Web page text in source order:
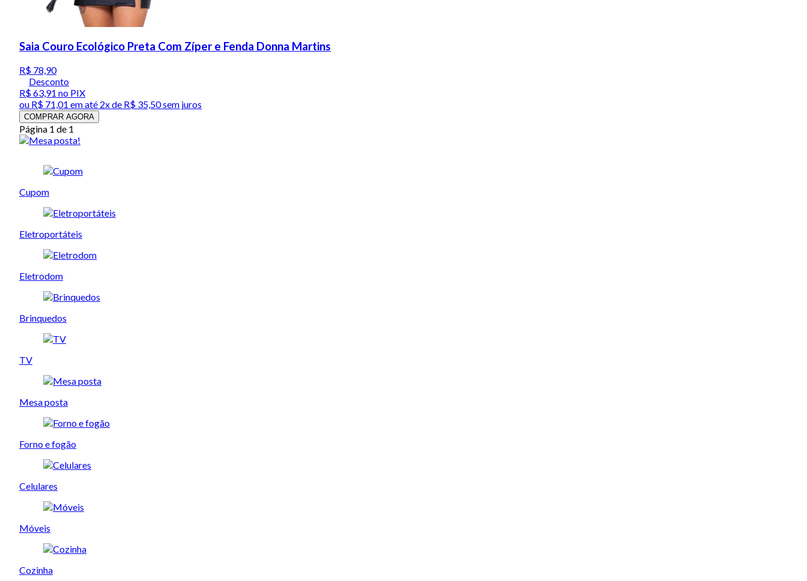
Saia Couro Ecológico Preta Com Zíper e Fenda Donna Martins
R$ 78,90
Desconto
R$ 63,91 no PIX
ou R$ 71,01 em até 2x de R$ 35,50 sem juros
COMPRAR AGORA
Página 1 de 1
Cupom
Eletroportáteis
Eletrodom
Brinquedos
TV
Mesa posta
Forno e fogão
Celulares
Móveis
Cozinha